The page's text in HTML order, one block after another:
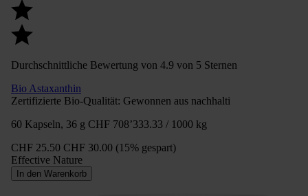
Durchschnittliche Bewertung von 4.9 von 5 Sternen
Bio Astaxanthin
Zertifizierte Bio-Qualität: Gewonnen aus nachhalti
60 Kapseln, 36 g CHF 708’333.33 / 1000 kg
CHF 25.50 CHF 30.00 (15% gespart)
Effective Nature
In den Warenkorb